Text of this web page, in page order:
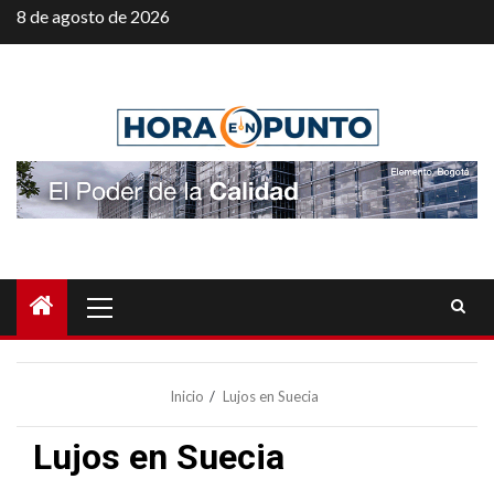
Saltar
al
8 de agosto de 2026
principal
Inicio Lujos en Suecia
Lujos en Suecia